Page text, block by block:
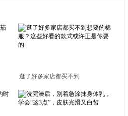
逛了好多家店都买不到
想要的棉服？这些好看
的款式或许正是你要的